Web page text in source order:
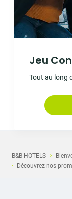
Jeu
Tout au long
B&B HOTELS
Découvrez nos